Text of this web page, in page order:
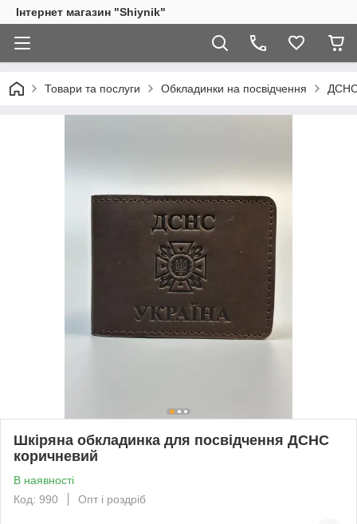
Інтернет магазин "Shiynik"
Товари та послуги Обкладинки на посвідчення
Шкіряна обкладинка для посвідчення ДСНС
коричневий
В наявності
Код: 990
Опт і роздріб